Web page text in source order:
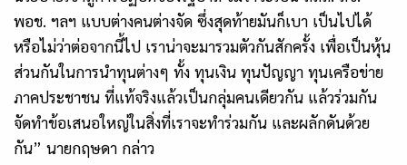
พอช. ฯลฯ แบบต่างคนต่างจัด ซึ่งสุดท้ายมันก็เบา เป็นไปได้
หรือไม่ว่าต่อจากนี้ไป เราน่าจะมารวมตัวกันสักครั้ง เพื่อเป็นหุ้น
ส่วนกันในการนำทุนต่างๆ ทั้ง ทุนเงิน ทุนปัญญา ทุนเครือข่าย
ภาคประชาชน ที่แท้จริงแล้วเป็นกลุ่มคนเดียวกัน แล้วร่วมกัน
จัดทำข้อเสนอใหญ่ในสิ่งที่เราจะทำร่วมกัน และผลักดันด้วย
กัน” นายกฤษดา กล่าว